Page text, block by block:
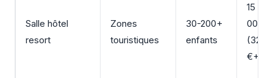
Salle hôtel
resort
Zones
touristiques
30-200+
enfants
15
000
(325
€+)